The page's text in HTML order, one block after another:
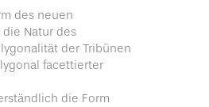
des neuen
Natur des
der Tribünen
facettierter
die Form